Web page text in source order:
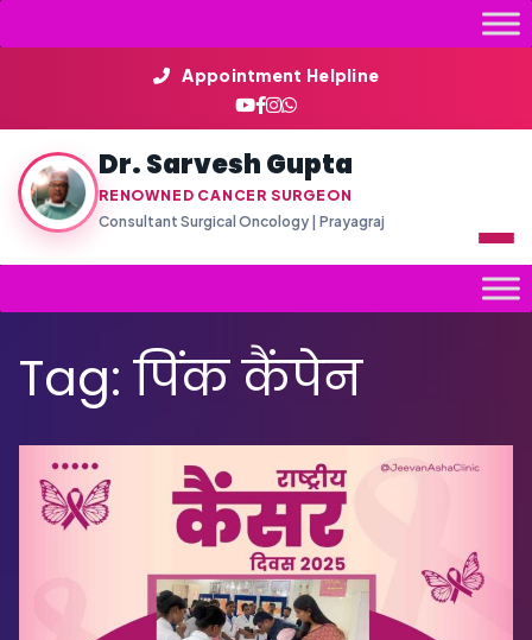
to
Appointment Helpline
Dr. Sarvesh Gupta
RENOWNED CANCER SURGEON
Consultant Surgical Oncology | Prayagraj
Tag:पिंक कैंपेन